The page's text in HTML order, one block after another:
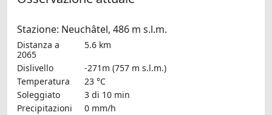
Stazione: Neuchâtel, 486 m s.l.m.
Distanza a
2065
5.6 km
Dislivello
-271m (757 m s.l.m.)
Temperatura
23 °C
Soleggiato
3 di 10 min
Precipitazioni
0 mm/h